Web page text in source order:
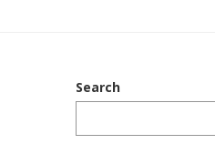
Search